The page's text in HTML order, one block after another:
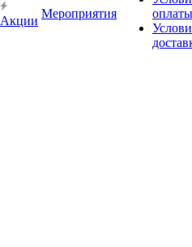
Акции
Мероприятия
оплаты